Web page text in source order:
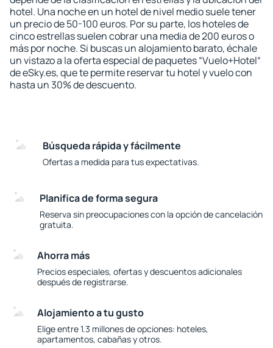
hotel. Una noche en un hotel de nivel medio suele tener
un precio de 50-100 euros. Por su parte, los hoteles de
cinco estrellas suelen cobrar una media de 200 euros o
más por noche. Si buscas un alojamiento barato, échale
un vistazo a la oferta especial de paquetes “Vuelo+Hotel“
de eSky.es, que te permite reservar tu hotel y vuelo con
hasta un 30% de descuento.
Búsqueda rápida y fácilmente
Ofertas a medida para tus expectativas.
Planifica de forma segura
Reserva sin preocupaciones con la opción de cancelación
gratuita.
Ahorra más
Precios especiales, ofertas y descuentos adicionales
después de registrarse.
Alojamiento a tu gusto
Elige entre 1.3 millones de opciones: hoteles,
apartamentos, cabañas y otros.